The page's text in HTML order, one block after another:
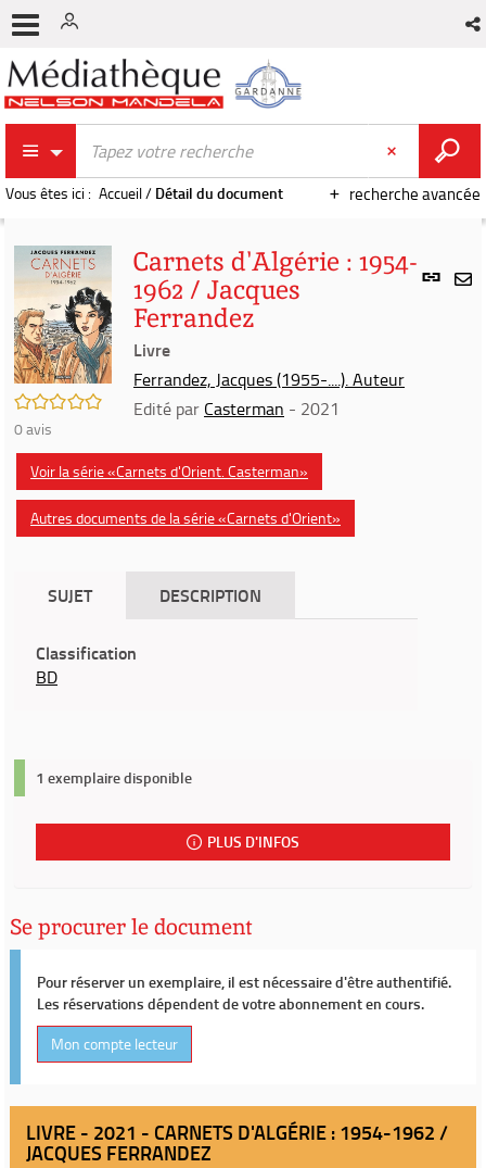
recherche avancée
Vous êtes ici : Accueil/ Détail du document
Lien
/5
0avis
Carnets d'Algérie : 1954-
1962 / Jacques
Ferrandez
Livre
Ferrandez, Jacques (1955-....). Auteur
Edité par Casterman - 2021
Voir la série «Carnets d'Orient. Casterman»
Autres documents de la série «Carnets d'Orient»
SUJET DESCRIPTION
Classification
BD
1 exemplaire disponible
PLUS D'INFOS
Se procurer le document
Pour réserver un exemplaire, il est nécessaire d'être authentifié.
Les réservations dépendent de votre abonnement en cours.
Mon compte lecteur
LIVRE - 2021 - CARNETS D'ALGÉRIE : 1954-1962 /
JACQUES FERRANDEZ